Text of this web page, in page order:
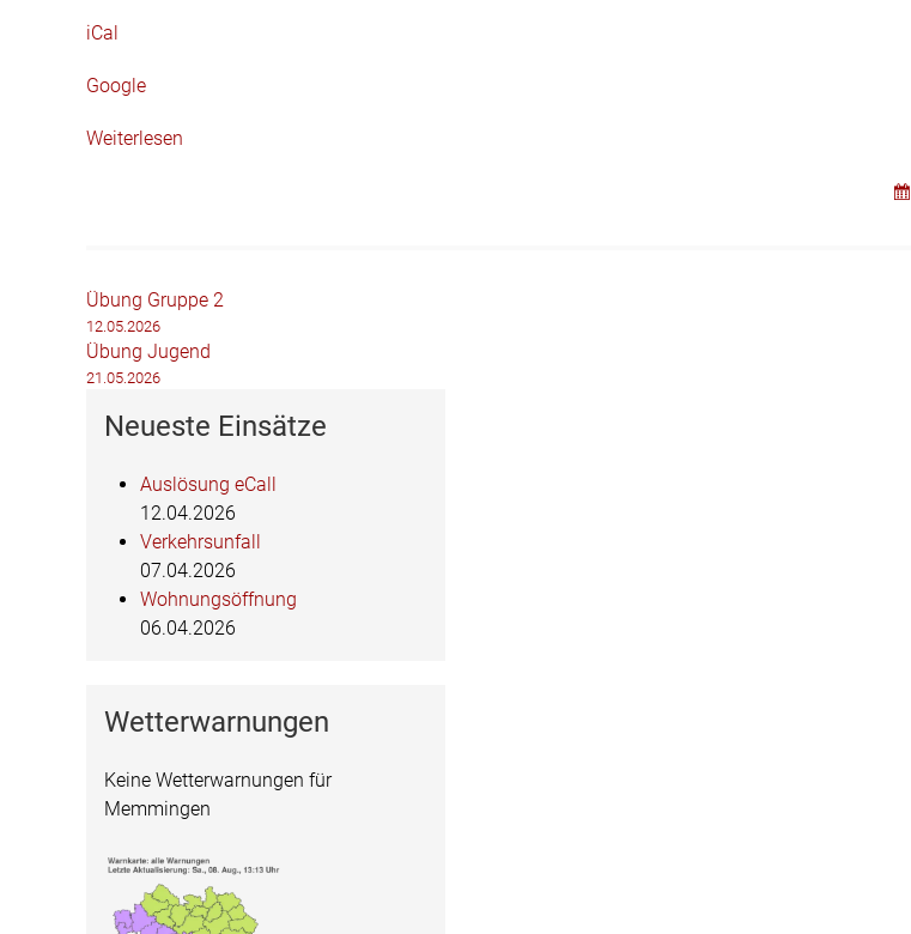
iCal
Google
Weiterlesen
Beitragsnavigation
Übung Gruppe 2
12.05.2026
Übung Jugend
21.05.2026
Neueste Einsätze
Auslösung eCall
12.04.2026
Verkehrsunfall
07.04.2026
Wohnungsöffnung
06.04.2026
Wetterwarnungen
Keine Wetterwarnungen für
Memmingen